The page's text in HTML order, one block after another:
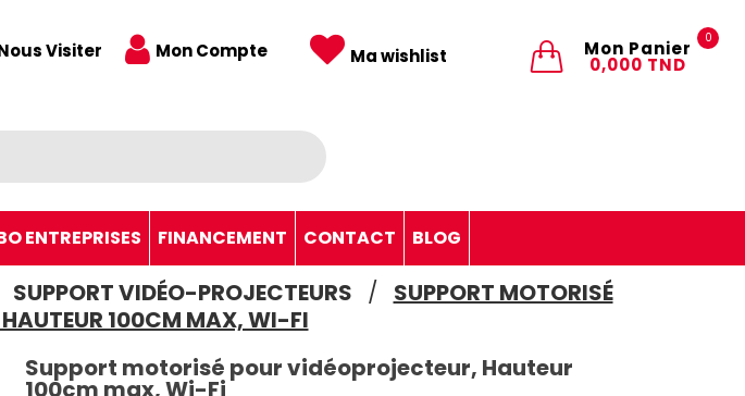
Visiter
0
Mon Panier
0,000 TND
Mon Compte Ma wishlist
ENTREPRISES FINANCEMENT CONTACT BLOG
SUPPORT VIDÉO-PROJECTEURS
SUPPORT MOTORISÉ
HAUTEUR 100CM MAX, WI-FI
Support motorisé pour vidéoprojecteur, Hauteur
100cm max, Wi-Fi